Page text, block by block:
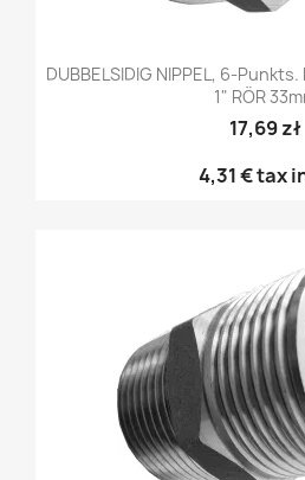
DUBBELSIDIG NIPPEL, 6-Punkts.
1" RÖR
17,69 zł
4,31 €tax